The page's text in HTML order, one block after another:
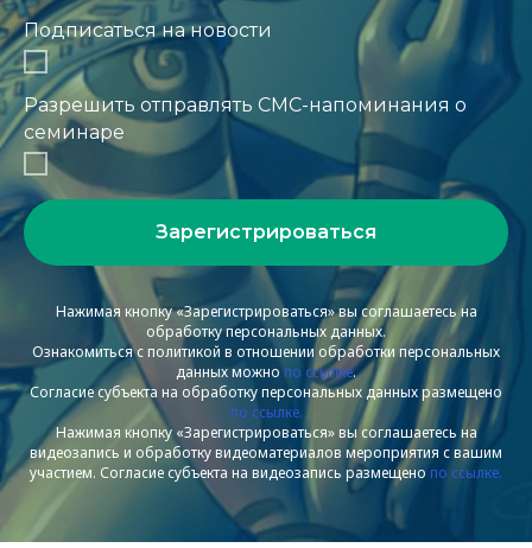
Подписаться на новости
Разрешить отправлять СМС-напоминания о
семинаре
Зарегистрироваться
Нажимая кнопку «Зарегистрироваться» вы соглашаетесь на
обработку персональных данных.
Ознакомиться с политикой в отношении обработки персональных
данных можно по ссылке.
Согласие субъекта на обработку персональных данных размещено
по ссылке.
Нажимая кнопку «Зарегистрироваться» вы соглашаетесь на
видеозапись и обработку видеоматериалов мероприятия с вашим
участием. Согласие субъекта на видеозапись размещено по ссылке.